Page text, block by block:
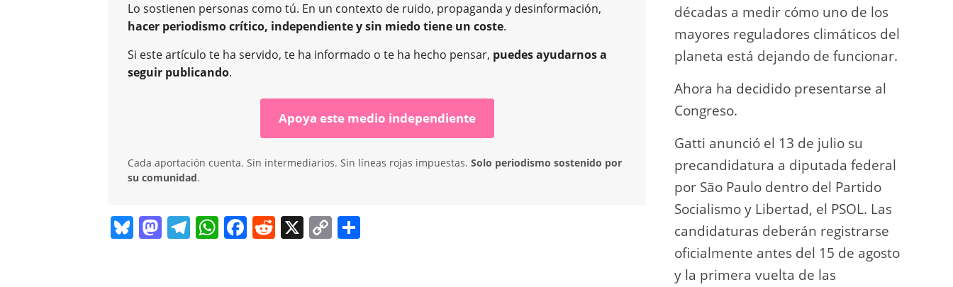
Lo sostienen personas como tú. En un contexto de ruido, propaganda y desinformación,
hacer periodismo crítico, independiente y sin miedo tiene un coste.
Si este artículo te ha servido, te ha informado o te ha hecho pensar, puedes ayudarnos a
seguir publicando.
Apoya este medio independiente
Cada aportación cuenta. Sin intermediarios. Sin líneas rojas impuestas. Solo periodismo sostenido por
su comunidad.
Bl M T
W F
R
X
C
décadas a medir cómo uno de los
mayores reguladores climáticos del
planeta está dejando de funcionar.
Ahora ha decidido presentarse al
Congreso.
Gatti anunció el 13 de julio su
precandidatura a diputada federal
por São Paulo dentro del Partido
Socialismo y Libertad, el PSOL. Las
candidaturas deberán registrarse
oficialmente antes del 15 de agosto
y la primera vuelta de las